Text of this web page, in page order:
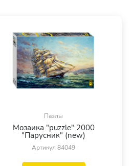
Пазлы
Мозаика "puzzle" 2000
"Парусник" (new)
Артикул 84049